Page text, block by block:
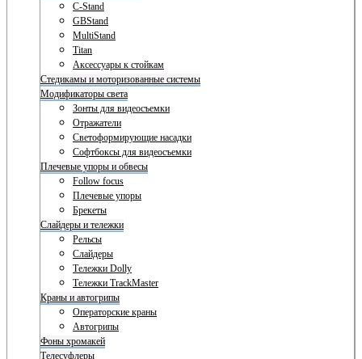
C-Stand
GBStand
MultiStand
Titan
Аксессуары к стойкам
Стедикамы и моторизованные системы
Модификаторы света
Зонты для видеосъемки
Отражатели
Светоформирующие насадки
Софтбоксы для видеосъемки
Плечевые упоры и обвесы
Follow focus
Плечевые упоры
Брекеты
Слайдеры и тележки
Рельсы
Слайдеры
Тележки Dolly
Тележки TrackMaster
Краны и автогрипы
Операторские краны
Автогрипы
Фоны хромакей
Телесуфлеры